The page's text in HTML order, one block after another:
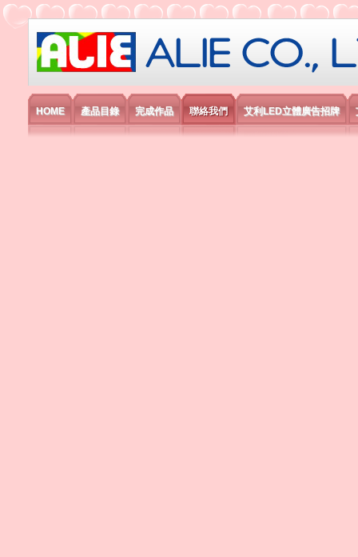
艾利國際電子有限公司
HOME 產品目錄 完成作品 聯絡我們 艾利LED立體廣告招牌